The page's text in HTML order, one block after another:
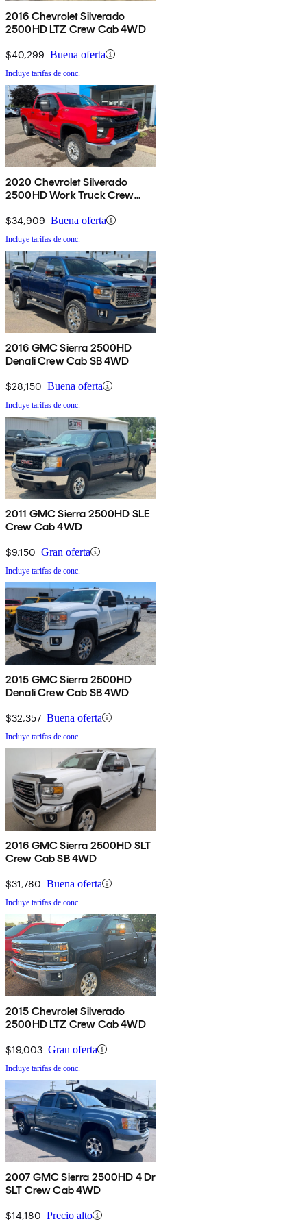
2016 Chevrolet Silverado
2500HD LTZ Crew Cab 4WD
$40,299 Buena oferta
Incluye tarifas de conc.
2020 Chevrolet Silverado
2500HD Work Truck Crew
$34,909 Buena oferta
Incluye tarifas de conc.
2016 GMC Sierra 2500HD
Denali Crew Cab SB 4WD
$28,150 Buena oferta
Incluye tarifas de conc.
2011 GMC Sierra 2500HD SLE
Crew Cab 4WD
$9,150 Gran oferta
Incluye tarifas de conc.
2015 GMC Sierra 2500HD
Denali Crew Cab SB 4WD
$32,357 Buena oferta
Incluye tarifas de conc.
2016 GMC Sierra 2500HD SLT
Crew Cab SB 4WD
$31,780 Buena oferta
Incluye tarifas de conc.
2015 Chevrolet Silverado
2500HD LTZ Crew Cab 4WD
$19,003 Gran oferta
Incluye tarifas de conc.
2007 GMC Sierra 2500HD 4 Dr
SLT Crew Cab 4WD
$14,180 Precio alto